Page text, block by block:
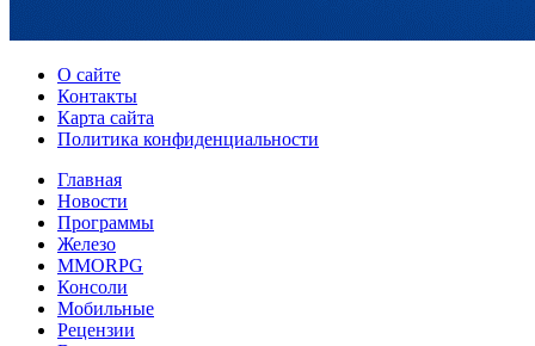
О сайте
Контакты
Карта сайта
Политика конфиденциальности
Главная
Новости
Программы
Железо
MMORPG
Консоли
Мобильные
Рецензии